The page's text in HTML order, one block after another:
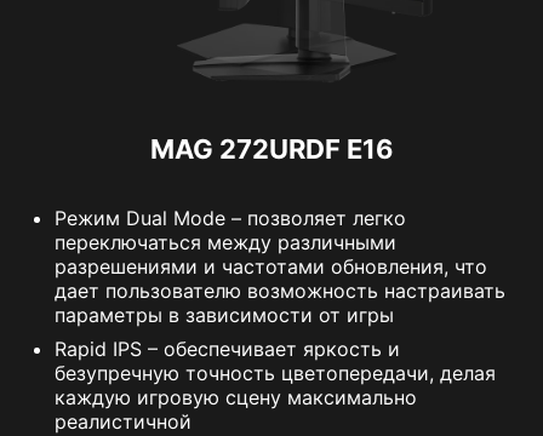
MAG 272URDF E16
Режим Dual Mode – позволяет легко
переключаться между различными
разрешениями и частотами обновления, что
дает пользователю возможность настраивать
параметры в зависимости от игры
Rapid IPS – обеспечивает яркость и
безупречную точность цветопередачи, делая
каждую игровую сцену максимально
реалистичной